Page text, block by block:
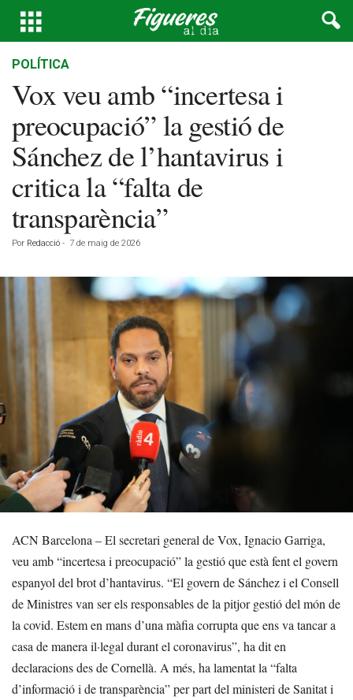
POLÍTICA
Vox veu amb “incertesa i
preocupació” la gestió de
Sánchez de l’hantavirus i
critica la “falta de
transparència”
Por Redacció - 7 de maig de 2026
ACN Barcelona – El secretari general de Vox, Ignacio Garriga,
veu amb “incertesa i preocupació” la gestió que està fent el govern
espanyol del brot d’hantavirus. “El govern de Sánchez i el Consell
de Ministres van ser els responsables de la pitjor gestió del món de
la covid. Estem en mans d’una màfia corrupta que ens va tancar a
casa de manera il·legal durant el coronavirus”, ha dit en
declaracions des de Cornellà. A més, ha lamentat la “falta
d’informació i de transparència” per part del ministeri de Sanitat i